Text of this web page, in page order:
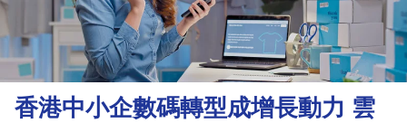
樓
市
理
財
香港中小企數碼轉型成增長動力 雲